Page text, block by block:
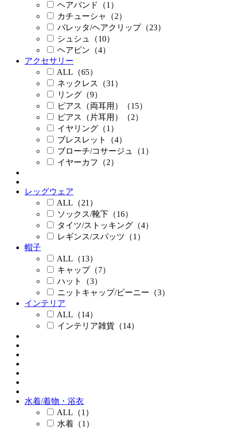
ヘアバンド（1）
カチューシャ（2）
バレッタ/ヘアクリップ（23）
シュシュ（10）
ヘアピン（4）
アクセサリー
ALL（65）
ネックレス（31）
リング（9）
ピアス（両耳用）（15）
ピアス（片耳用）（2）
イヤリング（1）
ブレスレット（4）
ブローチ/コサージュ（1）
イヤーカフ（2）
レッグウェア
ALL（21）
ソックス/靴下（16）
タイツ/ストッキング（4）
レギンス/スパッツ（1）
帽子
ALL（13）
キャップ（7）
ハット（3）
ニットキャップ/ビーニー（3）
インテリア
ALL（14）
インテリア雑貨（14）
水着/着物・浴衣
ALL（1）
水着（1）